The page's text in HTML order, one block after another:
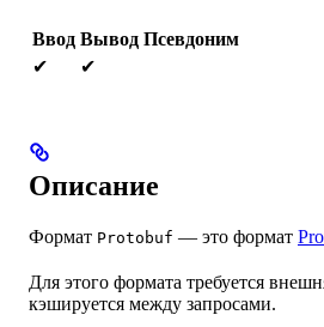
Ввод Вывод Псевдоним
✔
✔
Описание
Формат Protobuf — это формат
Для этого формата требуется
кэшируется между запросами.